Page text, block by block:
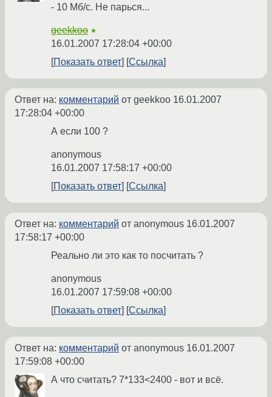
- 10 Мб/с. Не парься...
geekkoo ★
16.01.2007 17:28:04 +00:00
Показать ответ
Ссылка
Ответ на: комментарий от geekkoo 16.01.2007
17:28:04 +00:00
А если 100 ?
anonymous
16.01.2007 17:58:17 +00:00
Показать ответ
Ссылка
Ответ на: комментарий от anonymous 16.01.2007
17:58:17 +00:00
Реально ли это как то посчитать ?
anonymous
16.01.2007 17:59:08 +00:00
Показать ответ
Ссылка
Ответ на: комментарий от anonymous 16.01.2007
17:59:08 +00:00
А что считать? 7*133<2400 - вот и всё.